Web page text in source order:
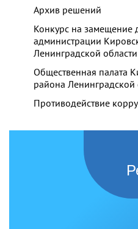
Архив решений
Конкурс на замещение
администрации
Ленинградской области
Общественная палата
района Ленинградской
Противодействие